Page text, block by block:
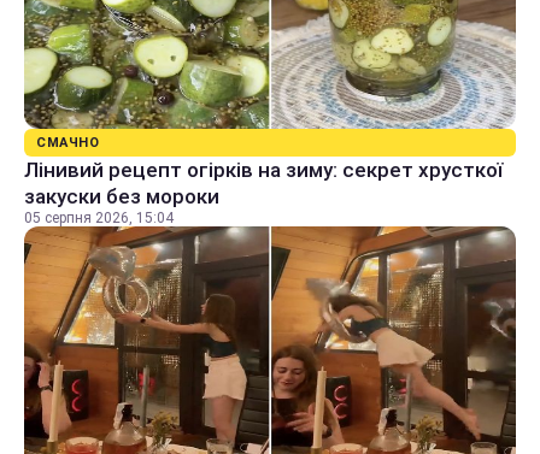
СМАЧНО
Лінивий рецепт огірків на зиму: секрет хрусткої
закуски без мороки
05 серпня 2026, 15:04